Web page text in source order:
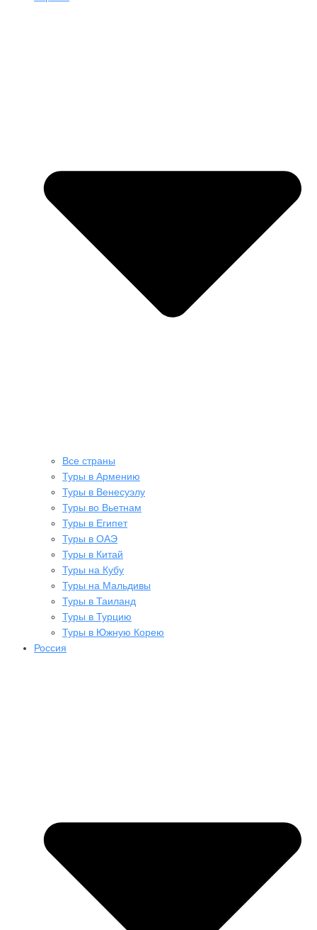
Все страны
Туры в Армению
Туры в Венесуэлу
Туры во Вьетнам
Туры в Египет
Туры в ОАЭ
Туры в Китай
Туры на Кубу
Туры на Мальдивы
Туры в Таиланд
Туры в Турцию
Туры в Южную Корею
Россия